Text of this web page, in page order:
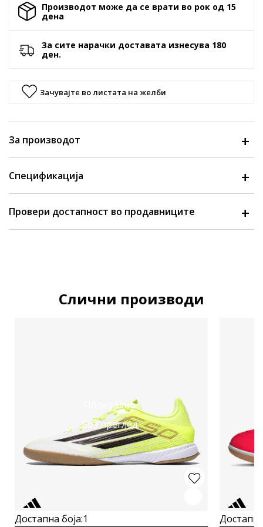
Производот може да се врати во рок од 15
денa
За сите нарачки доставата изнесува 180
ден.
Зачувајте во листата на желби
За производот
Спецификација
Провери достапност во продавниците
Слични производи
Подетално
Брз преглед
Достапна боја:1